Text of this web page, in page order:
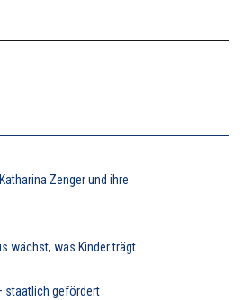
Zenger und ihre
wächst, was Kinder trägt
staatlich gefördert